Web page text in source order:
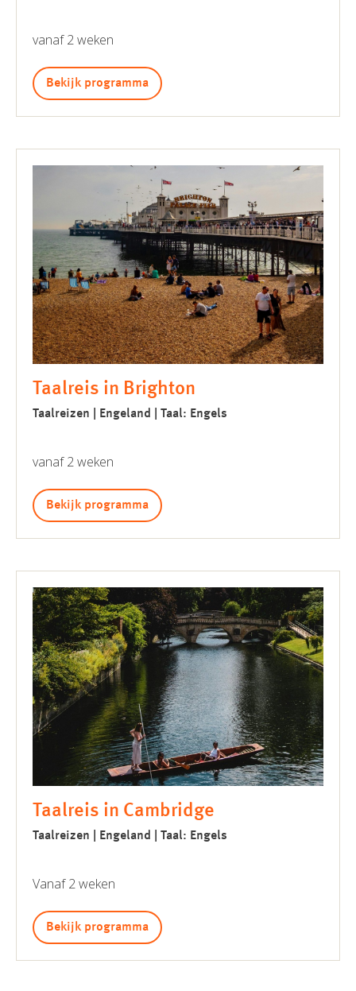
vanaf 2 weken
Bekijk programma
Taalreis in Brighton
Taalreizen | Engeland | Taal: Engels
vanaf 2 weken
Bekijk programma
Taalreis in Cambridge
Taalreizen | Engeland | Taal: Engels
Vanaf 2 weken
Bekijk programma